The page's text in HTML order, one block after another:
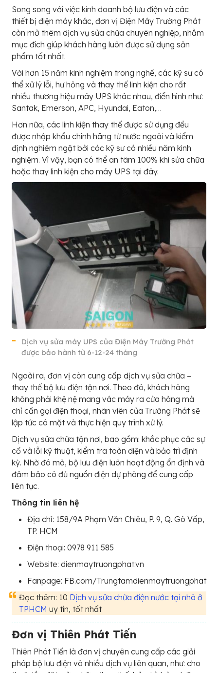
Song song với việc kinh doanh bộ lưu điện và các
thiết bị điện máy khác, đơn vị Điện Máy Trường Phát
còn mở thêm dịch vụ sửa chữa chuyên nghiệp, nhằm
mục đích giúp khách hàng luôn được sử dụng sản
phẩm tốt nhất.
Với hơn 15 năm kinh nghiệm trong nghề, các kỹ sư có
thể xử lý lỗi, hư hỏng và thay thế linh kiện cho rất
nhiều thương hiệu máy UPS khác nhau, điển hình như:
Santak, Emerson, APC, Hyundai, Eaton,…
Hơn nữa, các linh kiện thay thế được sử dụng đều
được nhập khẩu chính hãng từ nước ngoài và kiểm
định nghiêm ngặt bởi các kỹ sư có nhiều năm kinh
nghiệm. Vì vậy, bạn có thể an tâm 100% khi sửa chữa
hoặc thay linh kiện cho máy UPS tại đây.
Dịch vụ sửa máy UPS của Điện Máy Trường Phát
được bảo hành từ 6-12-24 tháng
Ngoài ra, đơn vị còn cung cấp dịch vụ sửa chữa –
thay thế bộ lưu điện tận nơi. Theo đó, khách hàng
không phải khệ nệ mang vác máy ra cửa hàng mà
chỉ cần gọi điện thoại, nhân viên của Trường Phát sẽ
lập tức có mặt và thực hiện quy trình xử lý.
Dịch vụ sửa chữa tận nơi, bao gồm: khắc phục các sự
cố và lỗi kỹ thuật, kiểm tra toàn diện và bảo trì định
kỳ. Nhờ đó mà, bộ lưu điện luôn hoạt động ổn định và
đảm bảo có đủ nguồn điện dự phòng để cung cấp
liên tục.
Thông tin liên hệ
Địa chỉ: 158/9A Phạm Văn Chiêu, P. 9, Q. Gò Vấp,
TP. HCM
Điện thoại: 0978 911 585
Website: dienmaytruongphat.vn
Fanpage: FB.com/Trungtamdienmaytruongphat
Đọc thêm: 10 Dịch vụ sửa chữa điện nước tại nhà ở
TPHCM uy tín, tốt nhất
Đơn vị Thiên Phát Tiến
Thiên Phát Tiến là đơn vị chuyên cung cấp các giải
pháp bộ lưu điện và nhiều dịch vụ liên quan, như: cho